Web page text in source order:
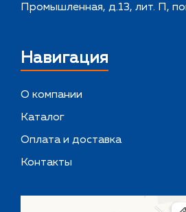
Промышленная, д.13, лит. П,
Навигация
О компании
Каталог
Оплата и доставка
Контакты